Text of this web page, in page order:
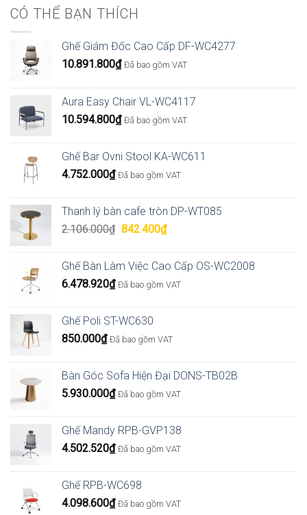
CÓ THỂ BẠN THÍCH
Ghế Giám Đốc Cao Cấp DF-WC4277
10.891.800₫ Đã bao gồm VAT
Aura Easy Chair VL-WC4117
10.594.800₫ Đã bao gồm VAT
Ghế Bar Ovni Stool KA-WC611
4.752.000₫ Đã bao gồm VAT
Thanh lý bàn cafe tròn DP-WT085
2.106.000₫ Giá
2.106.000₫.
842.400₫Giá
là:
842.400₫.
Ghế Bàn Làm Việc Cao Cấp OS-WC2008
6.478.920₫ Đã bao gồm VAT
Ghế Poli ST-WC630
850.000₫ Đã bao gồm VAT
Bàn Góc Sofa Hiện Đại DONS-TB02B
5.930.000₫ Đã bao gồm VAT
Ghế Mandy RPB-GVP138
4.502.520₫ Đã bao gồm VAT
Ghế RPB-WC698
4.098.600₫ Đã bao gồm VAT